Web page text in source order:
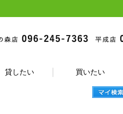
貸したい 買いたい